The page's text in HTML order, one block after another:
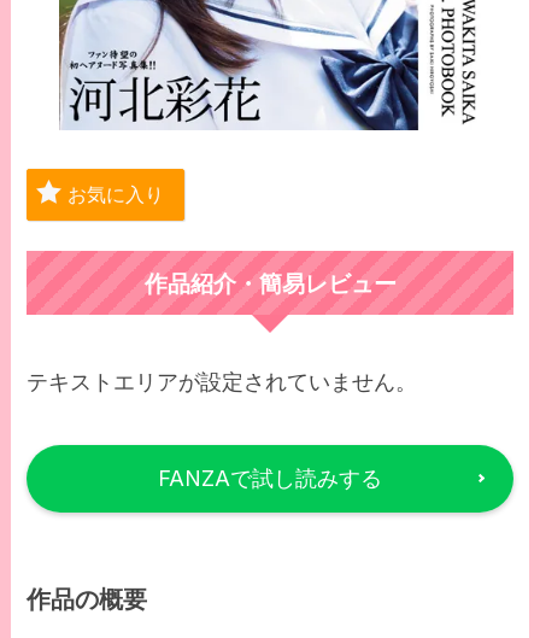
お気に入り
作品紹介・簡易レビュー
テキストエリアが設定されていません。
FANZAで試し読みする
作品の概要